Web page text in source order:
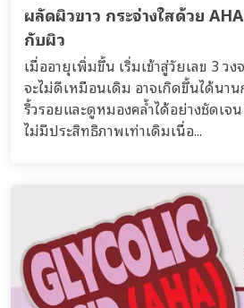
ผลัดผิวขาว กระจ่างใสด้วย
กับผิว
เมื่ออายุเพิ่มขึ้น เริ่มเข้าสู่วัยเลข 3 ว
จะไม่ดีเหมือนเดิม อาจเกิดขึ้นได้นา
ริ้วรอยและดูหมองคล้ำได้อย่างชัดเจ
ไม่มีประสิทธิภาพเท่าเดิมเนื่อ...